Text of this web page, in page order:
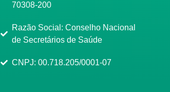
70308-200
Razão Social: Conselho Nacional
de Secretários de Saúde
CNPJ: 00.718.205/0001-07